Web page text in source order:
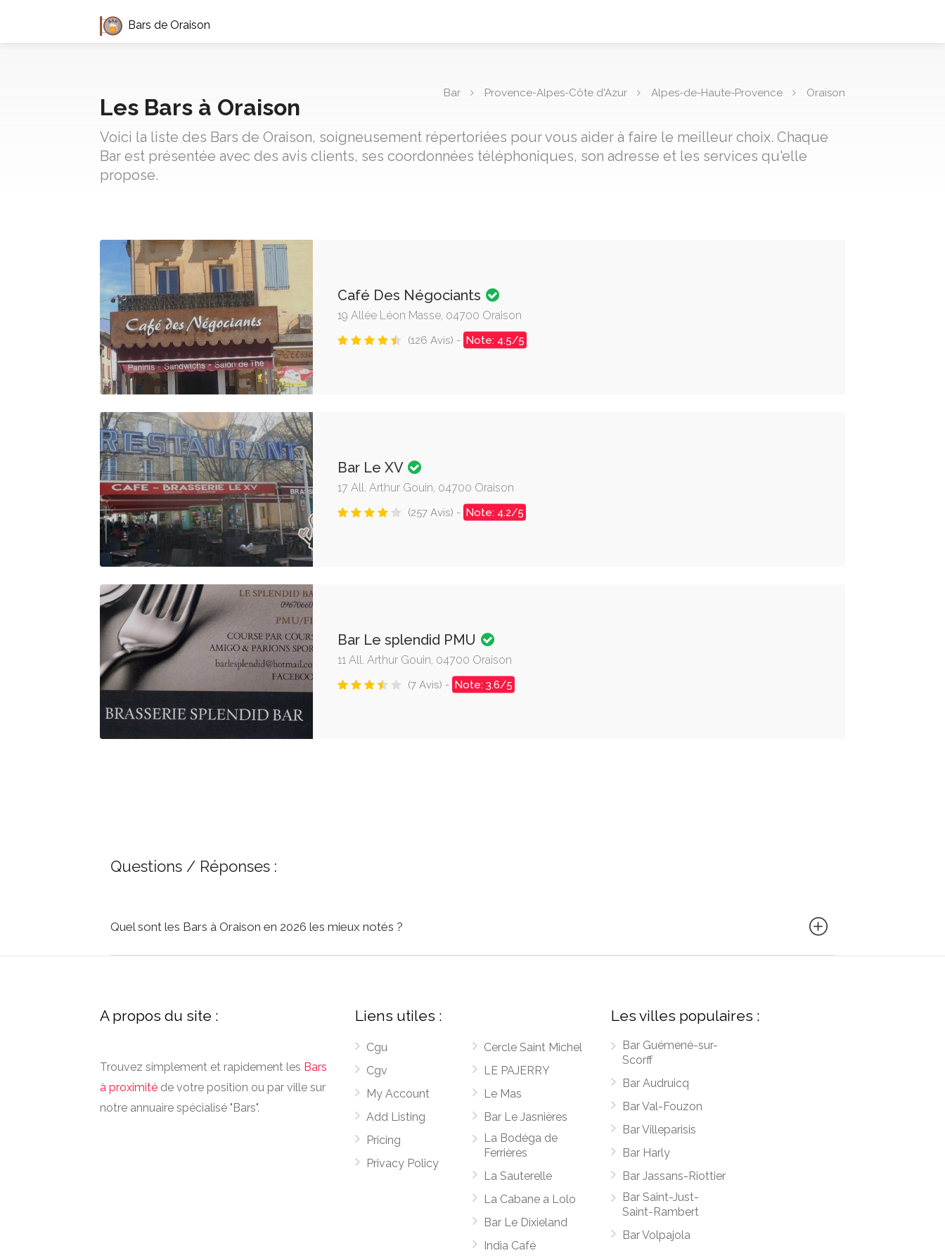
Bars de Oraison
Bar Provence-Alpes-Côte d'Azur Alpes-de-Haute-Provence Oraison
Les Bars à Oraison
Voici la liste des Bars de Oraison, soigneusement répertoriées pour vous aider à faire le meilleur choix. Chaque
Bar est présentée avec des avis clients, ses coordonnées téléphoniques, son adresse et les services qu'elle
propose.
Café Des Négociants
19 Allée Léon Masse, 04700 Oraison
(126 Avis) - Note: 4.5/5
Bar Le XV
17 All. Arthur Gouin, 04700 Oraison
(257 Avis) - Note: 4.2/5
Bar Le splendid PMU
11 All. Arthur Gouin, 04700 Oraison
(7 Avis) - Note: 3.6/5
Questions / Réponses :
Quel sont les Bars à Oraison en 2026 les mieux notés ?
A propos du site :
Trouvez simplement et rapidement les Bars
à proximité de votre position ou par ville sur
notre annuaire spécialisé "Bars".
Liens utiles :
Cgu
Cgv
My Account
Add Listing
Pricing
Privacy Policy
Cercle Saint Michel
LE PAJERRY
Le Mas
Bar Le Jasnières
La Bodéga de
Ferrières
La Sauterelle
La Cabane a Lolo
Bar Le Dixieland
India Café
Les villes populaires :
Bar Guémené-sur-
Scorff
Bar Audruicq
Bar Val-Fouzon
Bar Villeparisis
Bar Harly
Bar Jassans-Riottier
Bar Saint-Just-
Saint-Rambert
Bar Volpajola